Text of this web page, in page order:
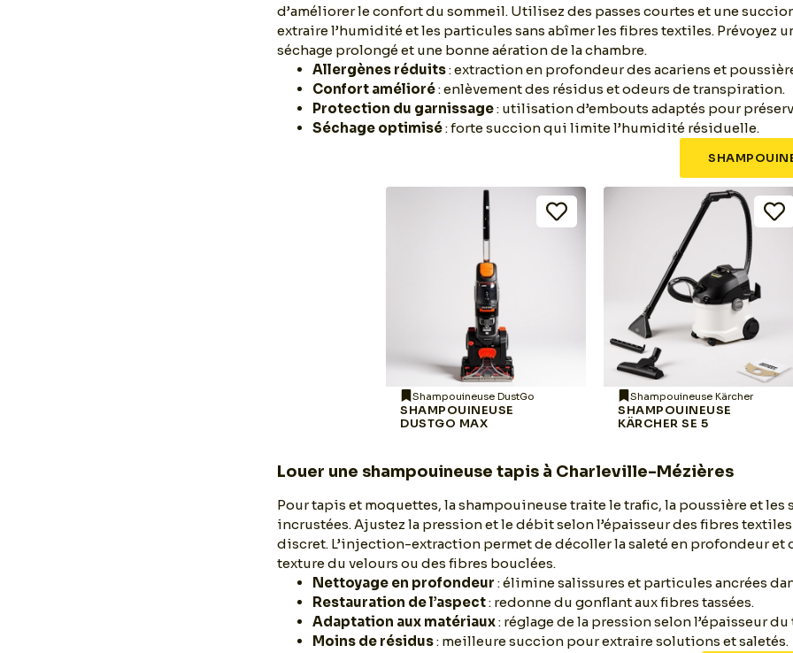
d’améliorer le confort du sommeil. Utilisez des passes courtes et une
extraire l’humidité et les particules sans abîmer les fibres textiles. Prévoyez
séchage prolongé et une bonne aération de la chambre.
Allergènes réduits: extraction en profondeur des acariens et
Confort amélioré: enlèvement des résidus et odeurs de transpiration.
Protection du garnissage: utilisation d’embouts adaptés pour
Séchage optimisé: forte succion qui limite l’humidité résiduelle.
Shampouineuse DustGo
SHAMPOUINEUSE
DUSTGO MAX
Shampouineuse Kärcher
SHAMPOUINEUSE
KÄRCHER SE 5
Louer une shampouineuse tapis à Charleville-Mézières
Pour tapis et moquettes, la shampouineuse traite le trafic, la poussière et les
incrustées. Ajustez la pression et le débit selon l’épaisseur des fibres
discret. L’injection-extraction permet de décoller la saleté en profondeur et
texture du velours ou des fibres bouclées.
Nettoyage en profondeur : élimine salissures et particules ancrées
Restauration de l’aspect: redonne du gonflant aux fibres tassées.
Adaptation aux matériaux: réglage de la pression selon l’épaisseur du
Moins de résidus: meilleure succion pour extraire solutions et saletés.